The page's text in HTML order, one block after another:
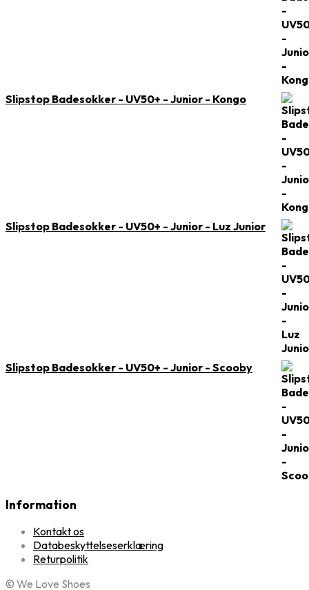
Slipstop Badesokker - UV50+ - Junior - Kongo
Slipstop Badesokker - UV50+ - Junior - Luz Junior
Slipstop Badesokker - UV50+ - Junior - Scooby
Information
Kontakt os
Databeskyttelseserklæring
Returpolitik
© We Love Shoes